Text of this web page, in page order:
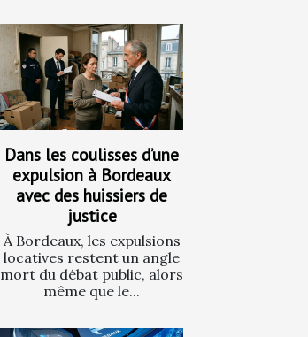
Dans les coulisses d’une
expulsion à Bordeaux
avec des huissiers de
justice
À Bordeaux, les expulsions
locatives restent un angle
mort du débat public, alors
même que le...